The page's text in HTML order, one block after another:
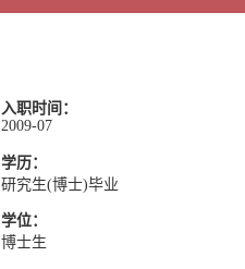
入职时间：
2009-07
学历：
研究生(博士)毕业
学位：
博士生